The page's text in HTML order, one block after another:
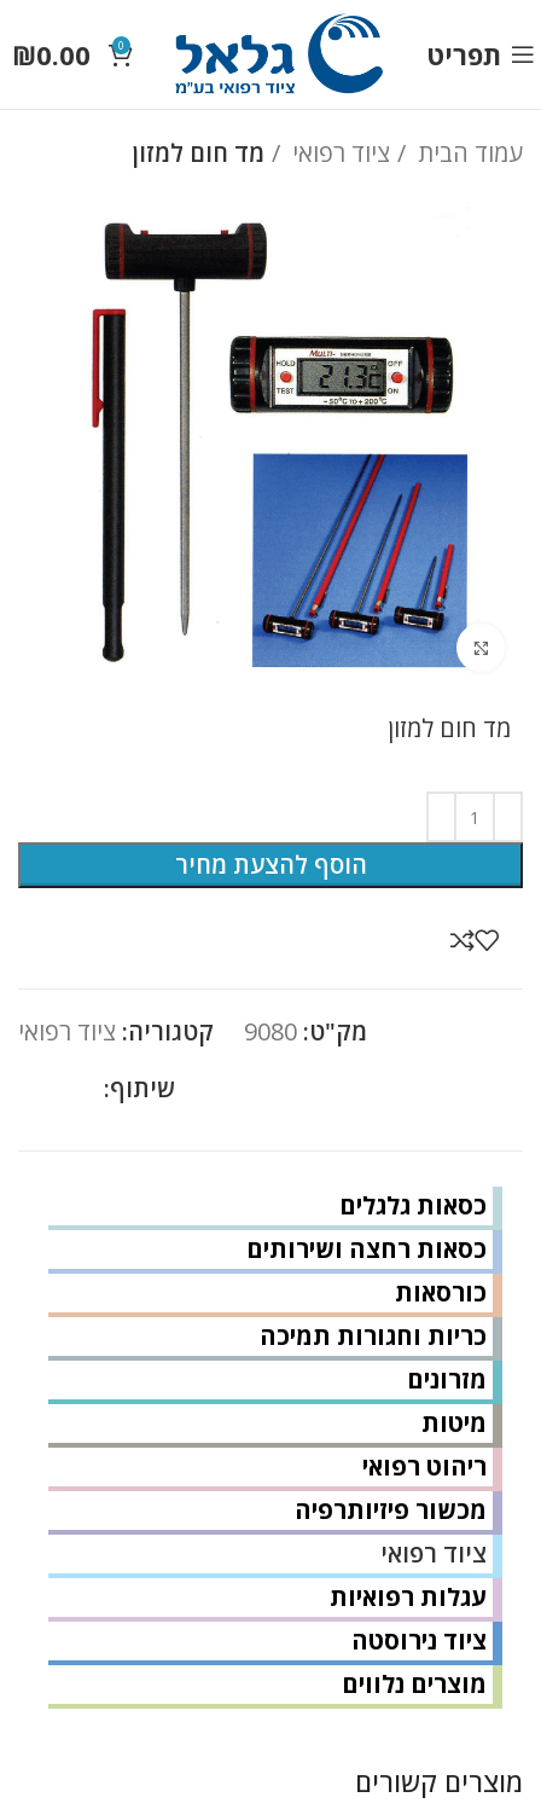
תפריט 0
₪0.00
עמוד הבית ציוד רפואי מד חום למזון
כסאות גלגלים
כסאות רחצה ושירותים
כורסאות
כריות וחגורות תמיכה
מזרונים
מיטות
ריהוט רפואי
מכשור פיזיותרפיה
ציוד רפואי
עגלות רפואיות
ציוד נירוסטה
מוצרים נלווים
לחץ להגדלה
מד חום למזון
הוסף להצעת מחיר
מק"ט: 9080 קטגוריה: ציוד רפואי
שיתוף:
מוצרים קשורים